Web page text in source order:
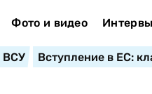
Фото и видео
ВСУ Вступление в ЕС: